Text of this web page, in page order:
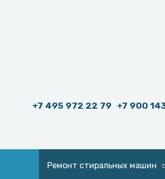
+7 495 972 22 79 +7 900
Ремонт стиральных машин